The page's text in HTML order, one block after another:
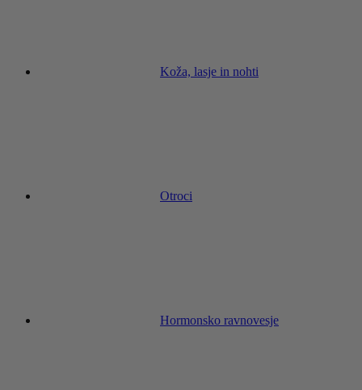
Koža, lasje in nohti
Otroci
Hormonsko ravnovesje